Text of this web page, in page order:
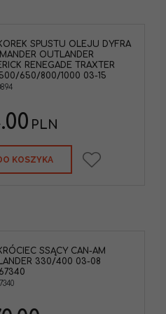
SPUSTU OLEJU DYFRA
OUTLANDER
RENEGADE TRAXTER
650/800/1000 03-15
PLN
KOSZYKA
BRP 420241787 Korek spustu oleju
M12 z magnesem Can-Am
Commander 800/1000 '18-23
Outlander 500/570/650/700/850/1000
Marka pojazdu
SSĄCY CAN-AM
330/400 03-08
BRP Oryginalny króciec ssący Can-
Am Outlander Commander